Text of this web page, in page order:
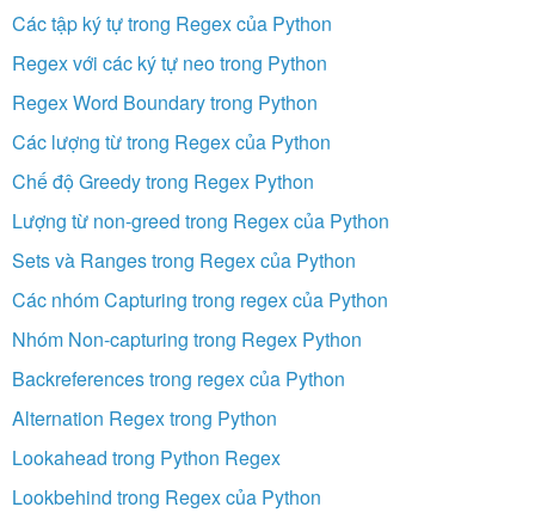
Các tập ký tự trong Regex của Python
Regex với các ký tự neo trong Python
Regex Word Boundary trong Python
Các lượng từ trong Regex của Python
Chế độ Greedy trong Regex Python
Lượng từ non-greed trong Regex của Python
Sets và Ranges trong Regex của Python
Các nhóm Capturing trong regex của Python
Nhóm Non-capturing trong Regex Python
Backreferences trong regex của Python
Alternation Regex trong Python
Lookahead trong Python Regex
Lookbehind trong Regex của Python